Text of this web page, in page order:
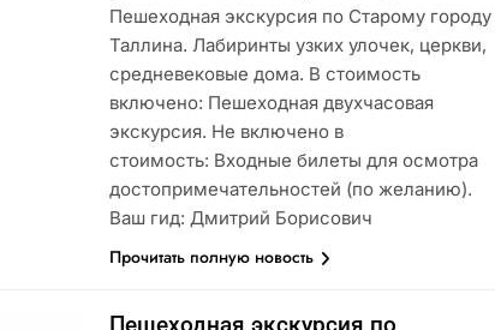
Пешеходная экскурсия по Старому городу
Таллина. Лабиринты узких улочек, церкви,
средневековые дома. В стоимость
включено: Пешеходная двухчасовая
экскурсия. Не включено в
стоимость: Входные билеты для осмотра
достопримечательностей (по желанию).
Ваш гид: Дмитрий Борисович
Прочитать полную новость